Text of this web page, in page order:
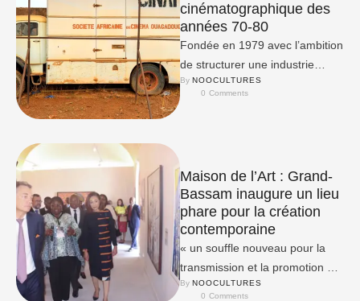
cinématographique des
années 70-80
Fondée en 1979 avec l’ambition
de structurer une industrie
cinématographique burkinabè
By NOOCULTURES
0 Comments
Maison de l’Art : Grand-
Bassam inaugure un lieu
phare pour la création
contemporaine
« un souffle nouveau pour la
transmission et la promotion de
notre culture ».
By NOOCULTURES
0 Comments